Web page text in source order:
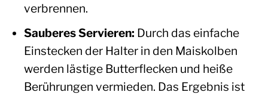
verbrennen.
Sauberes Servieren: Durch das einfache
Einstecken der Halter in den Maiskolben
werden lästige Butterflecken und heiße
Berührungen vermieden. Das Ergebnis ist